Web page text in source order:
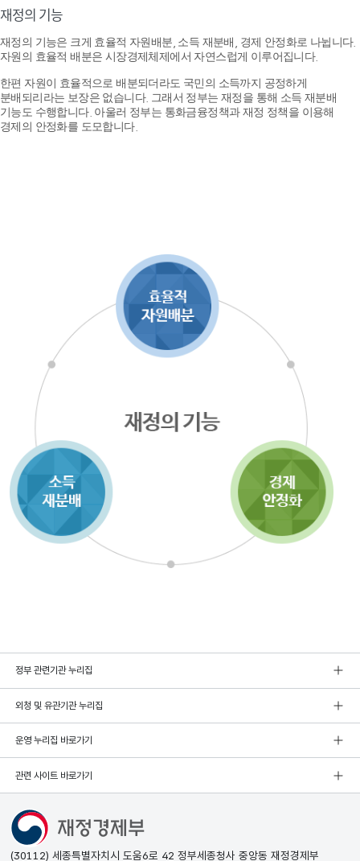
재정의 기능
재정의 기능은 크게 효율적 자원배분, 소득 재분배, 경제 안정화로 나뉩니다.
자원의 효율적 배분은 시장경제체제에서 자연스럽게 이루어집니다.
한편 자원이 효율적으로 배분되더라도 국민의 소득까지 공정하게
분배되리라는 보장은 없습니다. 그래서 정부는 재정을 통해 소득 재분배
기능도 수행합니다. 아울러 정부는 통화금융정책과 재정 정책을 이용해
경제의 안정화를 도모합니다.
정부 관련기관 누리집
외청 및 유관기관 누리집
운영 누리집 바로가기
관련 사이트 바로가기
(30112) 세종특별자치시 도움6로 42 정부세종청사 중앙동 재정경제부